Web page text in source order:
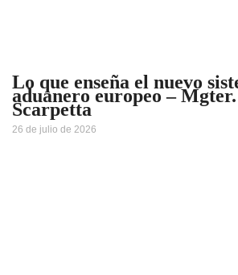
Lo que enseña el nuevo
aduanero europeo –
Scarpetta
26 de julio de 2026